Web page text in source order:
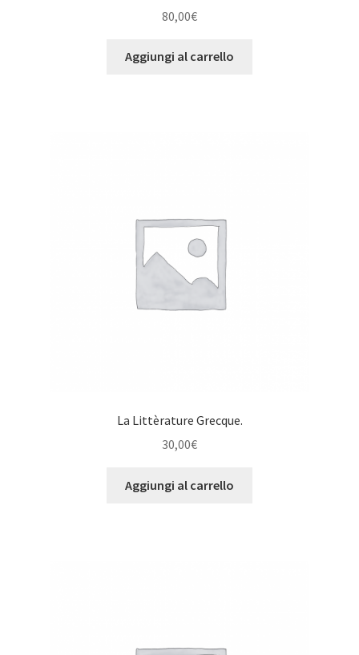
80,00€
Aggiungi al carrello
La Littèrature Grecque.
30,00€
Aggiungi al carrello